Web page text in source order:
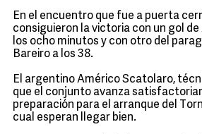
En el encuentro que fue a puerta
consiguieron la victoria con un gol
los ocho minutos y con otro del
Bareiro a los 38.
El argentino Américo Scatolaro,
que el conjunto avanza
preparación para el arranque del
cual esperan llegar bien.